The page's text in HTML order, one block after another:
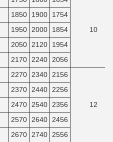
10
1850 1900
1754
1950 2000
1854
2050 2120
1954
2170 2240
2056
2270 2340 2156
12
2370 2440
2256
2470 2540
2356
2570 2640
2456
2670 2740
2556